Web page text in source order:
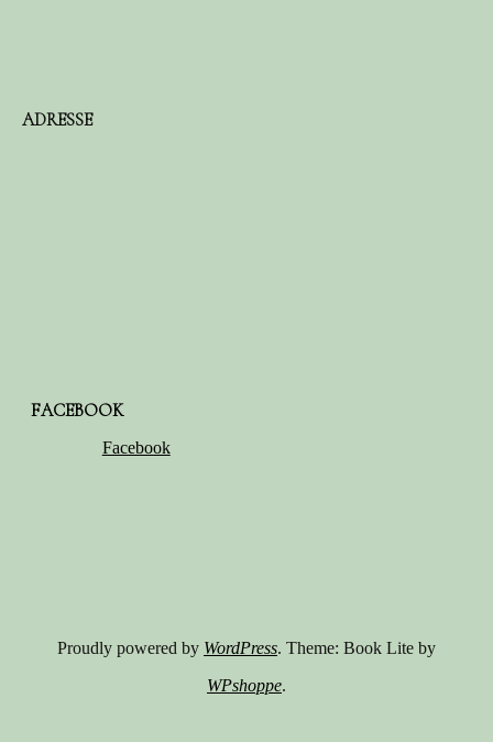
ADRESSE
FACEBOOK
Facebook
Proudly powered by WordPress. Theme: Book Lite by
WPshoppe.